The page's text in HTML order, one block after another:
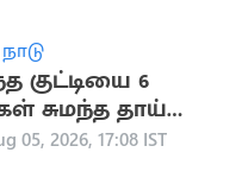
குட்டியை 6
சுமந்த தாய்
(வைரல்
05, 2026, 17:08 IST